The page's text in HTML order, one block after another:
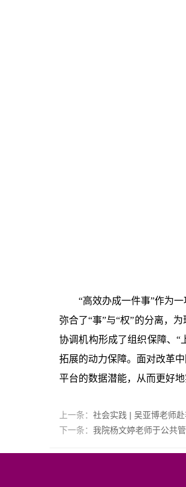
“高效办成一件事”作为
弥合了“事”与“权”的分离，
协调机构形成了组织保障、“
拓展的动力保障。面对改革
平台的数据潜能，从而更好地
上一条： 社会实践 | 吴亚博老师
下一条： 我院杨文婷老师于公共